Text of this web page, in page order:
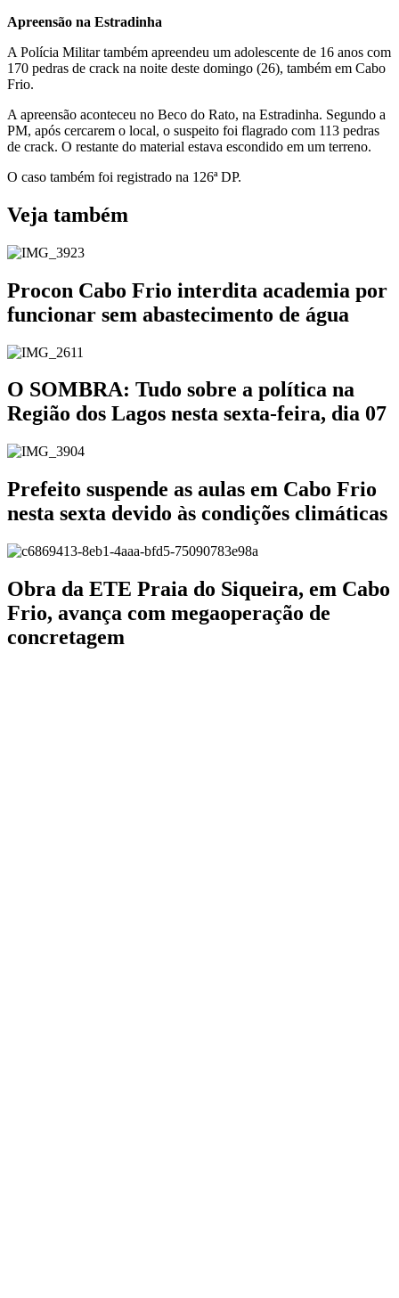
Apreensão na Estradinha
A Polícia Militar também apreendeu um adolescente de 16 anos com
170 pedras de crack na noite deste domingo (26), também em Cabo
Frio.
A apreensão aconteceu no Beco do Rato, na Estradinha. Segundo a
PM, após cercarem o local, o suspeito foi flagrado com 113 pedras
de crack. O restante do material estava escondido em um terreno.
O caso também foi registrado na 126ª DP.
Veja também
Procon Cabo Frio interdita academia por
funcionar sem abastecimento de água
O SOMBRA: Tudo sobre a política na
Região dos Lagos nesta sexta-feira, dia 07
Prefeito suspende as aulas em Cabo Frio
nesta sexta devido às condições climáticas
Obra da ETE Praia do Siqueira, em Cabo
Frio, avança com megaoperação de
concretagem